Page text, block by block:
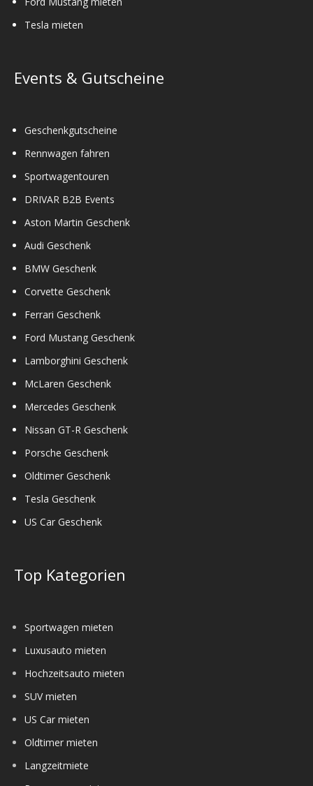
Tesla mieten
Events & Gutscheine
Geschenkgutscheine
Rennwagen fahren
Sportwagentouren
DRIVAR B2B Events
Aston Martin Geschenk
Audi Geschenk
BMW Geschenk
Corvette Geschenk
Ferrari Geschenk
Ford Mustang Geschenk
Lamborghini Geschenk
McLaren Geschenk
Mercedes Geschenk
Nissan GT-R Geschenk
Porsche Geschenk
Oldtimer Geschenk
Tesla Geschenk
US Car Geschenk
Top Kategorien
Sportwagen mieten
Luxusauto mieten
Hochzeitsauto mieten
SUV mieten
US Car mieten
Oldtimer mieten
Langzeitmiete